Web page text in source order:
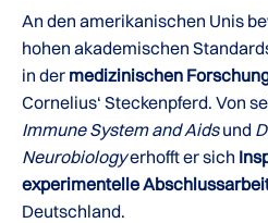
An den amerikanischen Unis
hohen akademischen
in der medizinischen
Cornelius‘ Steckenpferd. Von
Immune System and Aidsund
Neurobiologyerhofft er sich
experimentelle
Deutschland.